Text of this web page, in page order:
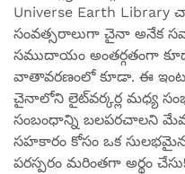
Universe Earth
సంవత్సరాలుగా చైనా అనేక
సముదాయం అంతర్గతంగా
వాతావరణంలో కూడా. ఈ
చైనాలోని లైట్‌వర్కర్ల మధ్య
సంబంధాన్ని బలపరచాలని
సహకారం కోసం ఒక
పరస్పరం మరింతగా అర్థం